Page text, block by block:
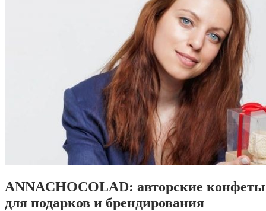
ANNACHOCOLAD: авторские
для подарков и брендирования